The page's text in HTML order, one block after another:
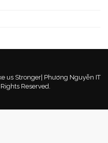
us Stronger| Phương Nguyễn IT
Reserved.